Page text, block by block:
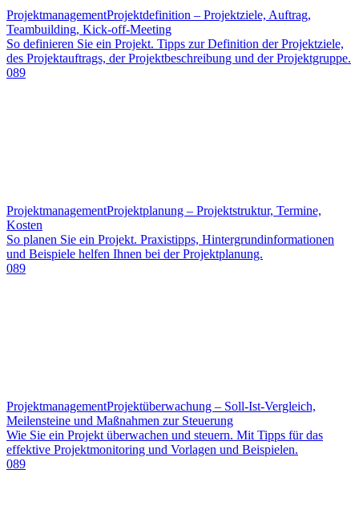
ProjektmanagementProjektdefinition – Projektziele, Auftrag,
Teambuilding, Kick-off-Meeting
So definieren Sie ein Projekt. Tipps zur Definition der Projektziele,
des Projektauftrags, der Projektbeschreibung und der Projektgruppe.
089
ProjektmanagementProjektplanung – Projektstruktur, Termine,
Kosten
So planen Sie ein Projekt. Praxistipps, Hintergrundinformationen
und Beispiele helfen Ihnen bei der Projektplanung.
089
ProjektmanagementProjektüberwachung – Soll-Ist-Vergleich,
Meilensteine und Maßnahmen zur Steuerung
Wie Sie ein Projekt überwachen und steuern. Mit Tipps für das
effektive Projektmonitoring und Vorlagen und Beispielen.
089